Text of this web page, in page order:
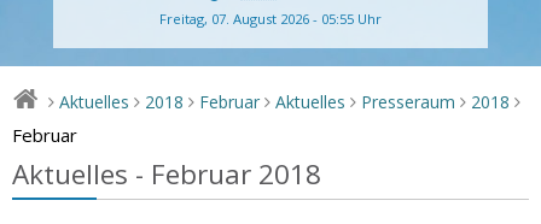
Freitag, 07. August 2026 - 05:55 Uhr
> Aktuelles > 2018 > Februar > Aktuelles > Presseraum > 2018 >
Februar
Aktuelles - Februar 2018